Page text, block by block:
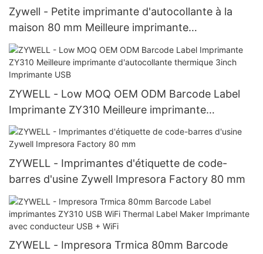
Zywell - Petite imprimante d'autocollante à la
maison 80 mm Meilleure imprimante
d'autocollante ZY310 Thermal Label Imprimante
USB + LAN
ZYWELL - Low MOQ OEM ODM Barcode Label
Imprimante ZY310 Meilleure imprimante
d'autocollante thermique 3inch Imprimante USB
ZYWELL - Imprimantes d'étiquette de code-
barres d'usine Zywell Impresora Factory 80 mm
ZYWELL - Impresora Trmica 80mm Barcode